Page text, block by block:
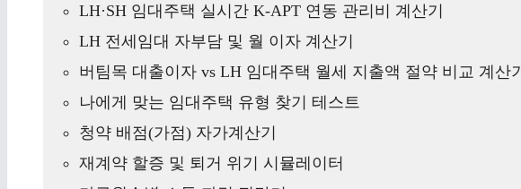
LH·SH 임대주택 실시간 K-APT 연동 관리비 계산기
LH 전세임대 자부담 및 월 이자 계산기
버팀목 대출이자 vs LH 임대주택 월세 지출액 절약 비교 계산기
나에게 맞는 임대주택 유형 찾기 테스트
청약 배점(가점) 자가계산기
재계약 할증 및 퇴거 위기 시뮬레이터